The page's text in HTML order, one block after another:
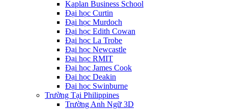
Kaplan Business School
Đại học Curtin
Đại học Murdoch
Đại học Edith Cowan
Đại học La Trobe
Đại học Newcastle
Đại học RMIT
Đại học James Cook
Đại học Deakin
Đại học Swinburne
Trường Tại Philippines
Trường Anh Ngữ 3D